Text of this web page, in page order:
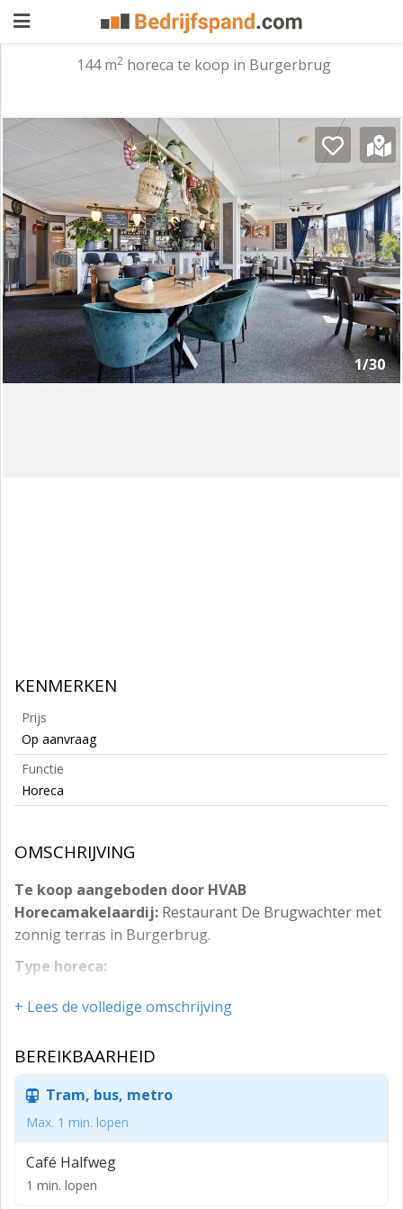
aanbieden
Pand
zoeken
Waarom
adverteren
Premium
adverteren
Blog
Registreren
Login
144 m2horeca te koop in Burgerbrug
1/30
KENMERKEN
Prijs
Op aanvraag
Functie
Horeca
OMSCHRIJVING
Te koop aangeboden door HVAB
Horecamakelaardij: Restaurant De Brugwachter met
zonnig terras in Burgerbrug.
Type horeca:
Restaurant met terras.
Exploitatie.
Locatie
Landelijk gelegen in het poldergebied van Burgerbrug,
op korte afstand van strand, bos en duinen. Het object
bevindt zich naast en in de directe omgeving van
diverse recreatieparken. Op slechts 5 minuten rijden
+ Lees de volledige omschrijving
BEREIKBAARHEID
Tram, bus, metro
Max. 1 min. lopen
Café Halfweg
1 min. lopen